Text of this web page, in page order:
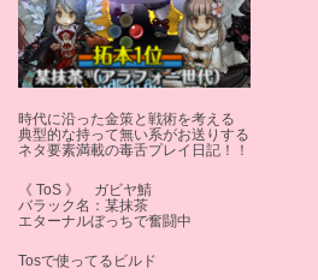
時代に沿った金策と戦術を考える
典型的な持って無い系がお送りする
ネタ要素満載の毒舌プレイ日記！！
《 ToS 》 ガビヤ鯖
バラック名：某抹茶
エターナルぼっちで奮闘中
Tosで使ってるビルド